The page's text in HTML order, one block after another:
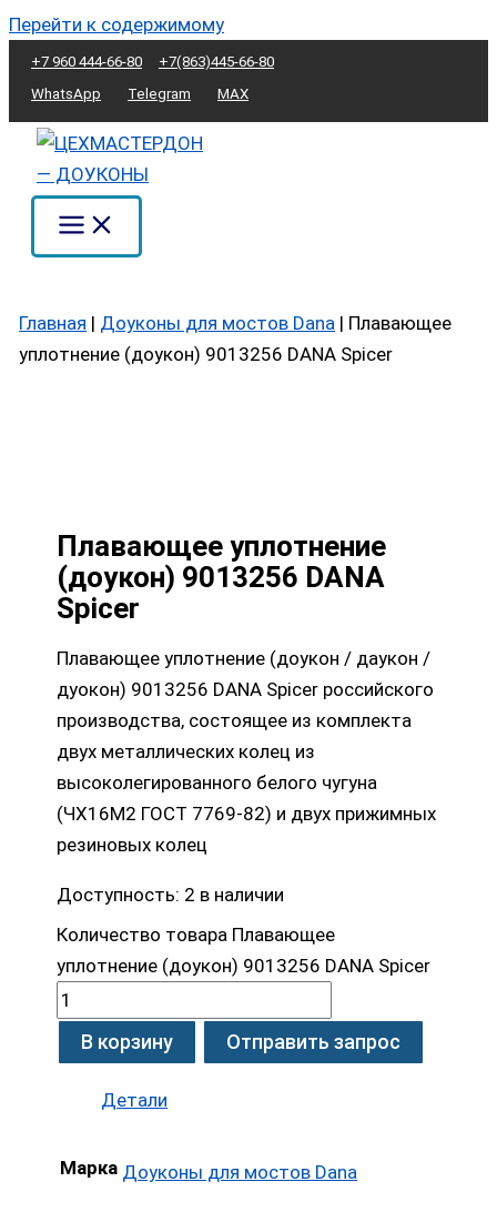
Перейти к содержимому
+7 960 444-66-80
+7(863)445-66-80
WhatsApp
Telegram MAX
Главная | Доуконы для мостов Dana | Плавающее
уплотнение (доукон) 9013256 DANA Spicer
Плавающее уплотнение
(доукон) 9013256 DANA
Spicer
Плавающее уплотнение (доукон / даукон /
дуокон) 9013256 DANA Spicer российского
производства, состоящее из комплекта
двух металлических колец из
высоколегированного белого чугуна
(ЧХ16М2 ГОСТ 7769-82) и двух прижимных
резиновых колец
Доступность: 2 в наличии
Количество товара Плавающее
уплотнение (доукон) 9013256 DANA Spicer
В корзину Отправить запрос
Детали
Марка Доуконы для мостов Dana